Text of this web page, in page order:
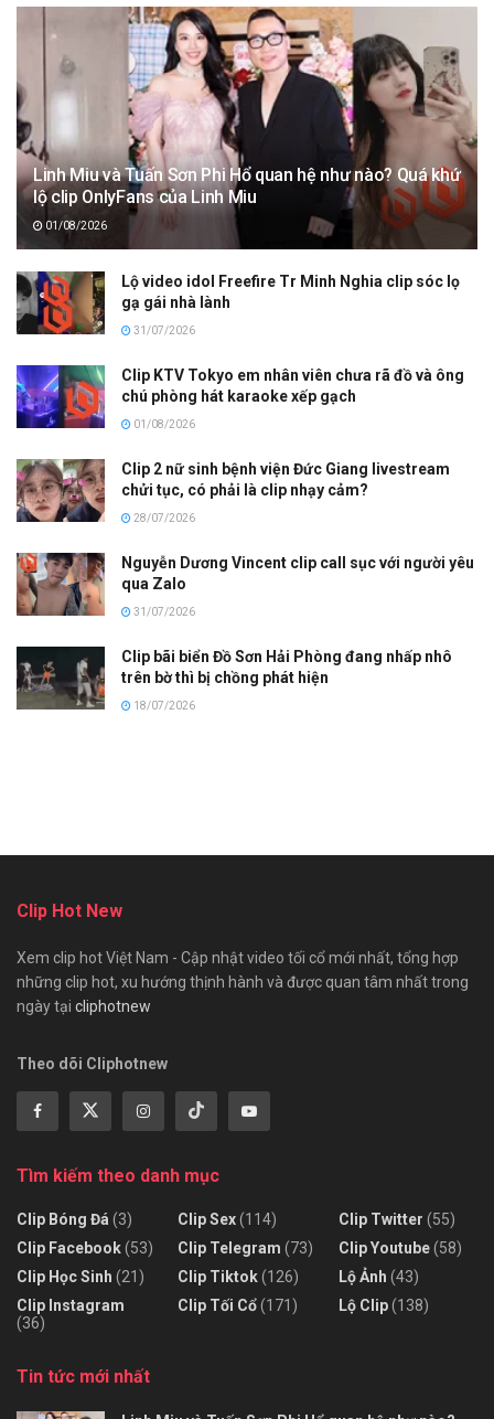
Linh Miu và Tuấn Sơn Phi Hổ quan hệ như nào? Quá khứ
lộ clip OnlyFans của Linh Miu
01/08/2026
Lộ video idol Freefire Tr Minh Nghia clip sóc lọ
gạ gái nhà lành
31/07/2026
Clip KTV Tokyo em nhân viên chưa rã đồ và ông
chú phòng hát karaoke xếp gạch
01/08/2026
Clip 2 nữ sinh bệnh viện Đức Giang livestream
chửi tục, có phải là clip nhạy cảm?
28/07/2026
Nguyễn Dương Vincent clip call sục với người yêu
qua Zalo
31/07/2026
Clip bãi biển Đồ Sơn Hải Phòng đang nhấp nhô
trên bờ thì bị chồng phát hiện
18/07/2026
Clip Hot New
Xem clip hot Việt Nam - Cập nhật video tối cổ mới nhất, tổng hợp
những clip hot, xu hướng thịnh hành và được quan tâm nhất trong
ngày tại cliphotnew
Theo dõi Cliphotnew
Tìm kiếm theo danh mục
Clip Bóng Đá (3)
Clip Facebook(53)
Clip Học Sinh (21)
Clip Instagram
(36)
Clip Sex(114)
Clip Telegram (73)
Clip Tiktok(126)
Clip Tối Cổ(171)
Clip Twitter (55)
Clip Youtube(58)
Lộ Ảnh (43)
Lộ Clip(138)
Tin tức mới nhất